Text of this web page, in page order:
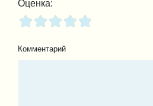
Оценка:
Комментарий